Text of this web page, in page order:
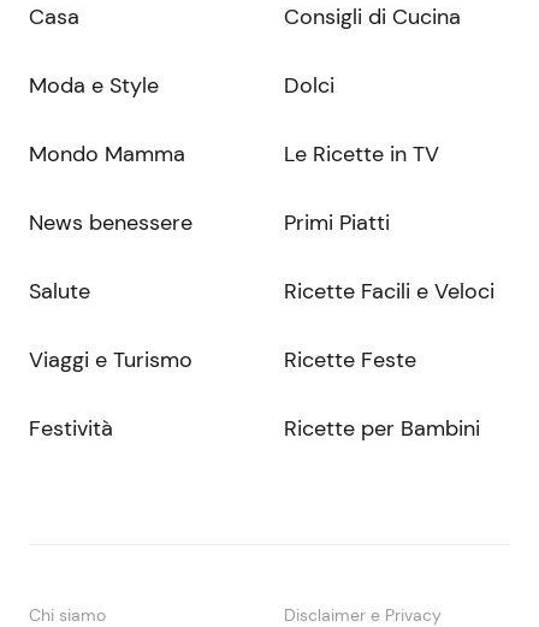
Casa
Moda e Style
Mondo Mamma
News benessere
Salute
Viaggi e Turismo
Festività
Consigli di Cucina
Dolci
Le Ricette in TV
Primi Piatti
Ricette Facili e Veloci
Ricette Feste
Ricette per Bambini
Chi siamo Disclaimer e Privacy